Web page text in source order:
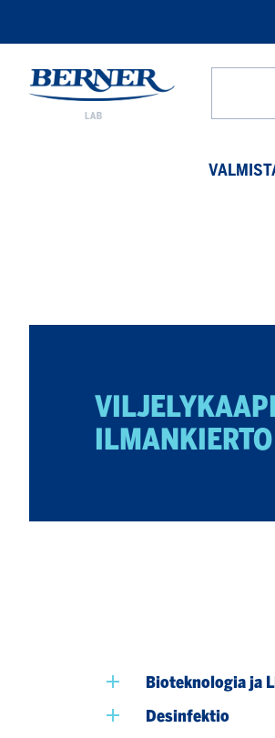
Berner
Lab
ILMANKIERTO
Bioteknologia ja
Desinfektio